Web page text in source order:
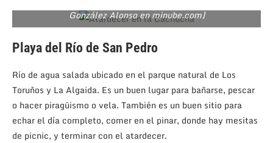
González Alonso en minube.com]
Playa del Río de San Pedro
Río de agua salada ubicado en el parque natural de Los
Toruños y La Algaida. Es un buen lugar para bañarse, pescar
o hacer piragüismo o vela. También es un buen sitio para
echar el día completo, comer en el pinar, donde hay mesitas
de picnic, y terminar con el atardecer.